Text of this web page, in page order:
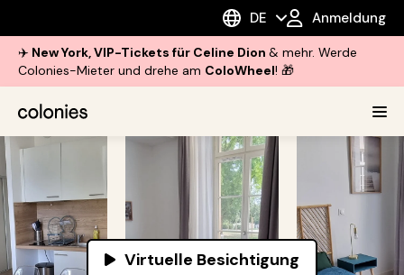
DE Anmeldung
✈️ New York, VIP-Tickets für Celine Dion & mehr. Werde
Colonies-Mieter und drehe am ColoWheel! 🎁
Virtuelle Besichtigung